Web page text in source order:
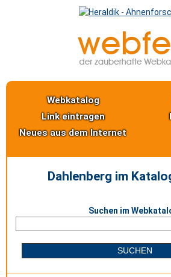
Webkatalog
Link eintragen
Neues aus dem Internet
Dahlenberg im
Suchen im